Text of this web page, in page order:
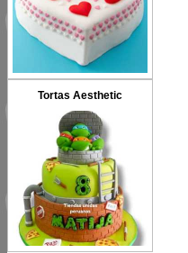
Tortas Aesthetic